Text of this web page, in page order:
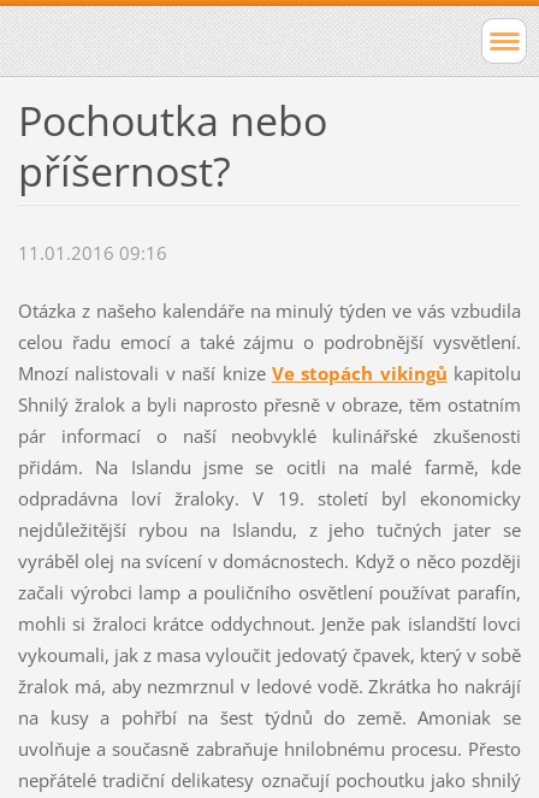
Pochoutka nebo
příšernost?
11.01.2016 09:16
Otázka z našeho kalendáře na minulý týden ve vás vzbudila
celou řadu emocí a také zájmu o podrobnější vysvětlení.
Mnozí nalistovali v naší knize Ve stopách vikingů kapitolu
Shnilý žralok a byli naprosto přesně v obraze, těm ostatním
pár informací o naší neobvyklé kulinářské zkušenosti
přidám. Na Islandu jsme se ocitli na malé farmě, kde
odpradávna loví žraloky. V 19. století byl ekonomicky
nejdůležitější rybou na Islandu, z jeho tučných jater se
vyráběl olej na svícení v domácnostech. Když o něco později
začali výrobci lamp a pouličního osvětlení používat parafín,
mohli si žraloci krátce oddychnout. Jenže pak islandští lovci
vykoumali, jak z masa vyloučit jedovatý čpavek, který v sobě
žralok má, aby nezmrznul v ledové vodě. Zkrátka ho nakrájí
na kusy a pohřbí na šest týdnů do země. Amoniak se
uvolňuje a současně zabraňuje hnilobnému procesu. Přesto
nepřátelé tradiční delikatesy označují pochoutku jako shnilý